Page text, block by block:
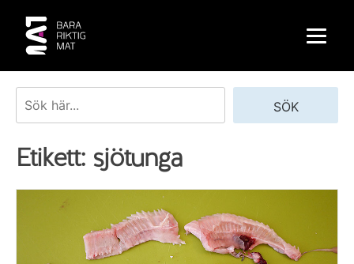
content
SÖK
Etikett: sjötunga